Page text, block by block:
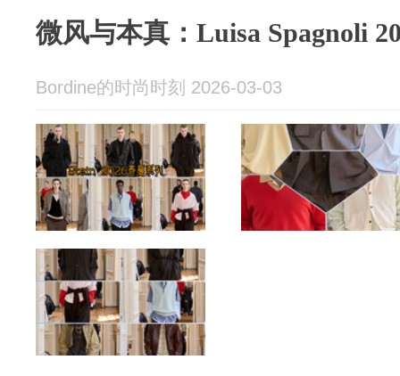
微风与本真：Luisa Spagnoli
Bordine的时尚时刻 2026-03-03